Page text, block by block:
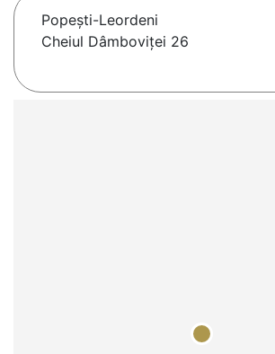
Popeşti-Leordeni
Cheiul Dâmboviței 26